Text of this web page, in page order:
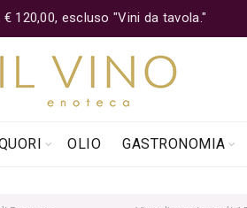
120,00, escluso "Vini da tavola."
OLIO GASTRONOMIA